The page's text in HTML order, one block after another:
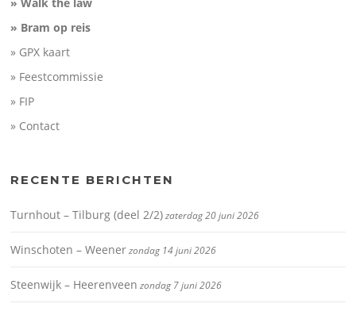
» Walk the law
» Bram op reis
» GPX kaart
» Feestcommissie
» FIP
» Contact
RECENTE BERICHTEN
Turnhout – Tilburg (deel 2/2)zaterdag 20 juni 2026
Winschoten – Weenerzondag 14 juni 2026
Steenwijk – Heerenveen zondag 7 juni 2026